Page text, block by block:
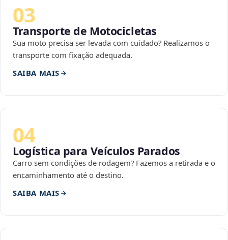
03
Transporte de Motocicletas
Sua moto precisa ser levada com cuidado? Realizamos o
transporte com fixação adequada.
SAIBA MAIS
04
Logística para Veículos Parados
Carro sem condições de rodagem? Fazemos a retirada e o
encaminhamento até o destino.
SAIBA MAIS